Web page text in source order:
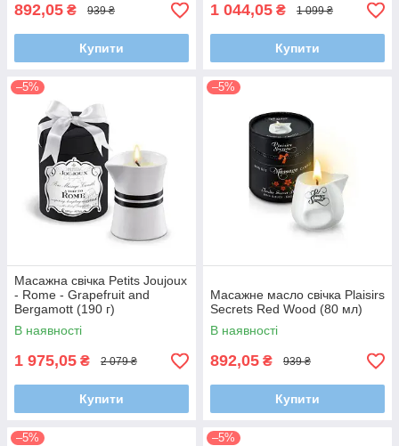
892,05 ₴ 939 ₴
Купити
1 044,05 ₴ 1 099 ₴
Купити
–5%
Масажна свічка Petits Joujoux
- Rome - Grapefruit and
Bergamott (190 г)
В наявності
1 975,05 ₴ 2 079 ₴
Купити
–5%
Масажне масло свічка Plaisirs
Secrets Red Wood (80 мл)
В наявності
892,05 ₴ 939 ₴
Купити
–5% –5%